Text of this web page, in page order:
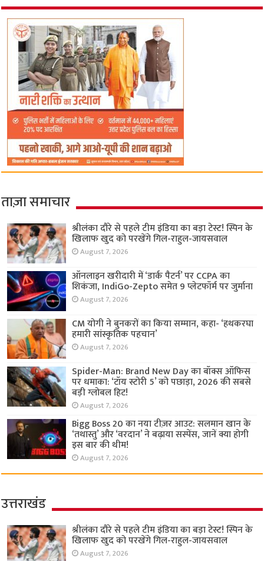
ताज़ा समाचार
श्रीलंका दौरे से पहले टीम इंडिया का बड़ा टेस्ट! स्पिन के
खिलाफ खुद को परखेंगे गिल-राहुल-जायसवाल
August 7, 2026
ऑनलाइन खरीदारी में ‘डार्क पैटर्न’ पर CCPA का
शिकंजा, IndiGo-Zepto समेत 9 प्लेटफॉर्म पर जुर्माना
August 7, 2026
CM योगी ने बुनकरों का किया सम्मान, कहा- ‘हथकरघा
हमारी सांस्कृतिक पहचान’
August 7, 2026
Spider-Man: Brand New Day का बॉक्स ऑफिस
पर धमाका: ‘टॉय स्टोरी 5’ को पछाड़ा, 2026 की सबसे
बड़ी ग्लोबल हिट!
August 7, 2026
Bigg Boss 20 का नया टीज़र आउट: सलमान खान के
‘तथास्तु’ और ‘वरदान’ ने बढ़ाया सस्पेंस, जानें क्या होगी
इस बार की थीम!
August 7, 2026
उत्तराखंड
श्रीलंका दौरे से पहले टीम इंडिया का बड़ा टेस्ट! स्पिन के
खिलाफ खुद को परखेंगे गिल-राहुल-जायसवाल
August 7, 2026